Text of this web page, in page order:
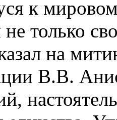
к
только
на
В.В.